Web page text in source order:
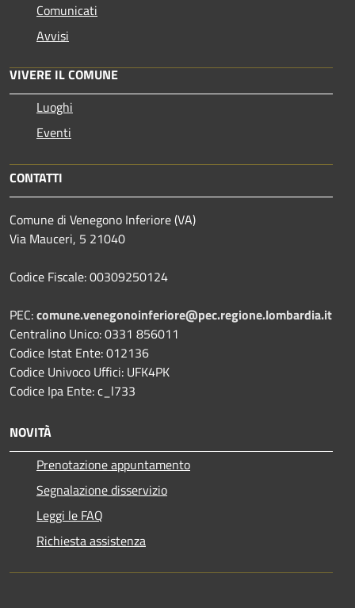
Comunicati
Avvisi
VIVERE IL COMUNE
Luoghi
Eventi
CONTATTI
Comune di Venegono Inferiore (VA)
Via Mauceri, 5 21040
Codice Fiscale: 00309250124
PEC:comune.venegonoinferiore@pec.regione.lombardia.it
Centralino Unico: 0331 856011
Codice Istat Ente: 012136
Codice Univoco Uffici: UFK4PK
Codice Ipa Ente: c_l733
NOVITÀ
Prenotazione appuntamento
Segnalazione disservizio
Leggi le FAQ
Richiesta assistenza